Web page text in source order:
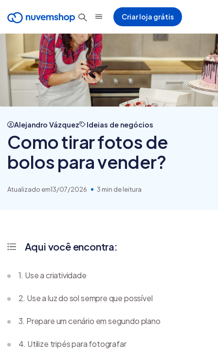
Criar loja grátis
Alejandro Vázquez Ideias de negócios
Como tirar fotos de
bolos para vender?
Atualizado em13/07/2026 3 min de leitura
Aqui você encontra:
1. Use a criatividade
2. Use a luz do sol sempre que possível
3. Prepare um cenário em segundo plano
4. Utilize tripés para fotografar